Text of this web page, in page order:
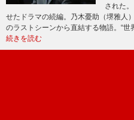
された
せたドラマの続編。乃木憂助（堺雅人
のラストシーンから直結する物語。“世
続きを読む